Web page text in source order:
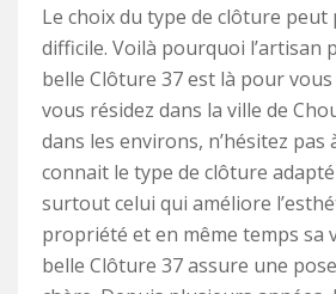
Le choix du type de clôture
difficile. Voilà pourquoi l’artisan
belle Clôture 37 est là pour vous
vous résidez dans la ville de
dans les environs, n’hésitez pas
connait le type de clôture
surtout celui qui améliore
propriété et en même temps sa
belle Clôture 37 assure une